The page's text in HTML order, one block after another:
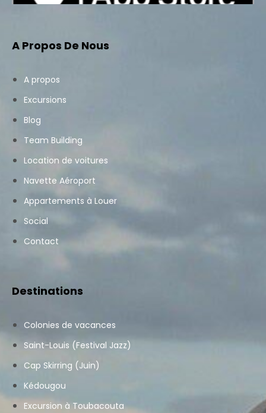
A Propos De Nous
A propos
Excursions
Blog
Team Building
Location de voitures
Navette Aéroport
Appartements à Louer
Social
Contact
Destinations
Colonies de vacances
Saint-Louis (Festival Jazz)
Cap Skirring (Juin)
Kédougou
Excursion à Toubacouta